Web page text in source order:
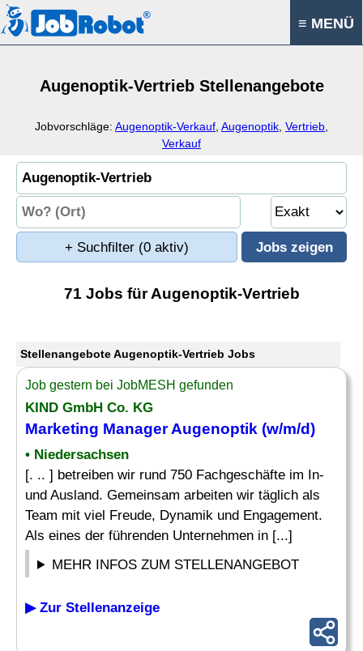
≡ MENÜ
Augenoptik-Vertrieb Stellenangebote
Jobvorschläge: Augenoptik-Verkauf Augenoptik Vertrieb
Verkauf
+ Suchfilter (0 aktiv)
71 Jobs für Augenoptik-Vertrieb
Stellenangebote Augenoptik-Vertrieb Jobs
Job gestern bei JobMESH gefunden
KIND GmbH Co. KG
Marketing Manager Augenoptik (w/m/d)
• Niedersachsen
[. .. ] betreiben wir rund 750 Fachgeschäfte im In-
und Ausland. Gemeinsam arbeiten wir täglich als
Team mit viel Freude, Dynamik und Engagement.
Als eines der führenden Unternehmen in [...]
MEHR INFOS ZUM STELLENANGEBOT
▶ Zur Stellenanzeige